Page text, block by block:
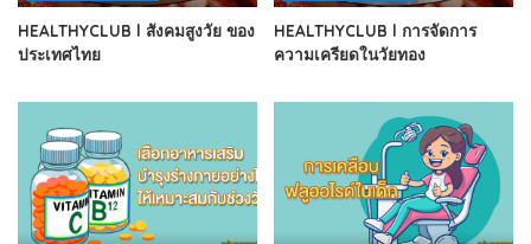
HEALTHYCLUB l สังคมสูงวัย ของ
ประเทศไทย
HEALTHYCLUB l การจัดการ
ความเครียดในวัยทอง